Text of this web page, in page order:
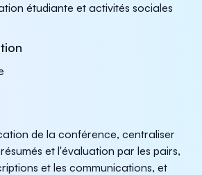
étudiante et activités sociales
de la conférence, centraliser
et l'évaluation par les pairs,
et les communications, et